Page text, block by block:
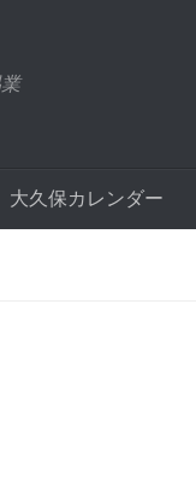
大久保カレンダー